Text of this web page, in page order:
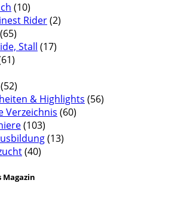
(10)
Rider(2)
(65)
Stall (17)
(52)
& Highlights (56)
Verzeichnis (60)
(103)
(13)
(40)
Magazin